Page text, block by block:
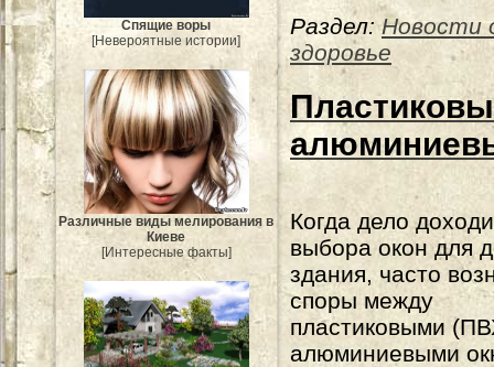
Спящие воры
[Невероятные истории]
Различные виды мелирования в
Киеве
[Интересные факты]
Раздел: Новости
здоровье
Когда дело
выбора окон для
здания, часто
споры между
пластиковыми
алюминиевыми